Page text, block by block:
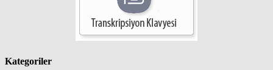
Kategoriler